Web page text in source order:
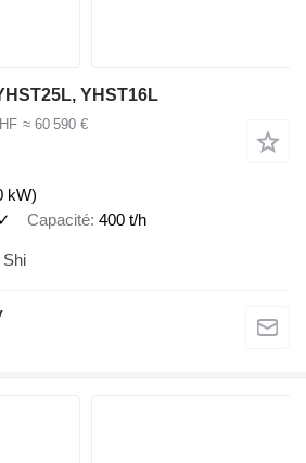
YHST16L
≈ 60 590 €
kW)
✓ Capacité 400 t/h
Shi